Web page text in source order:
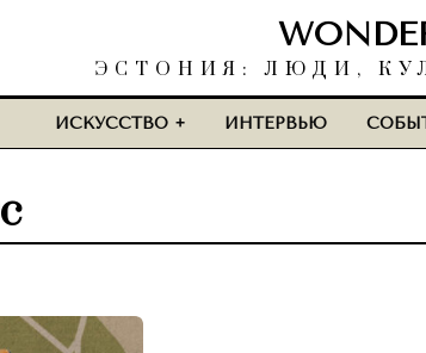
ЭСТОНИЯ: ЛЮДИ,
ИСКУССТВО ИНТЕРВЬЮ